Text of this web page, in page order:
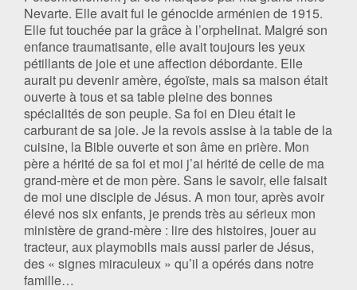
Nevarte. Elle avait fui le génocide arménien de 1915.
Elle fut touchée par la grâce à l’orphelinat. Malgré son
enfance traumatisante, elle avait toujours les yeux
pétillants de joie et une affection débordante. Elle
aurait pu devenir amère, égoïste, mais sa maison était
ouverte à tous et sa table pleine des bonnes
spécialités de son peuple. Sa foi en Dieu était le
carburant de sa joie. Je la revois assise à la table de la
cuisine, la Bible ouverte et son âme en prière. Mon
père a hérité de sa foi et moi j’ai hérité de celle de ma
grand-mère et de mon père. Sans le savoir, elle faisait
de moi une disciple de Jésus. A mon tour, après avoir
élevé nos six enfants, je prends très au sérieux mon
ministère de grand-mère : lire des histoires, jouer au
tracteur, aux playmobils mais aussi parler de Jésus,
des « signes miraculeux » qu’il a opérés dans notre
famille…